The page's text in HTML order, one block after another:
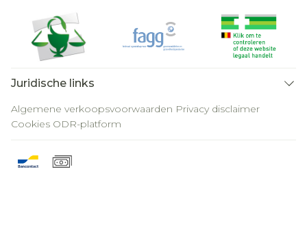
Juridische links
Algemene verkoopsvoorwaarden Privacy disclaimer
Cookies ODR-platform